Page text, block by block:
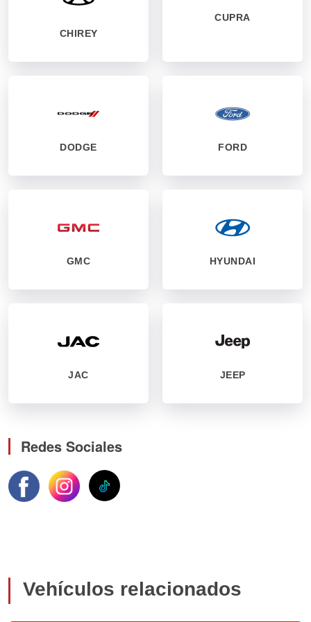
CHIREY
CUPRA
DODGE FORD
GMC HYUNDAI
JAC JEEP
Redes Sociales
Vehículos relacionados